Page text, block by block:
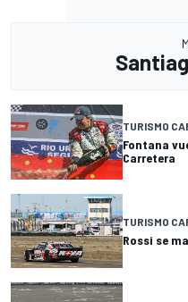
TURISMO
Fontana
Carretera
TURISMO
Rossi se